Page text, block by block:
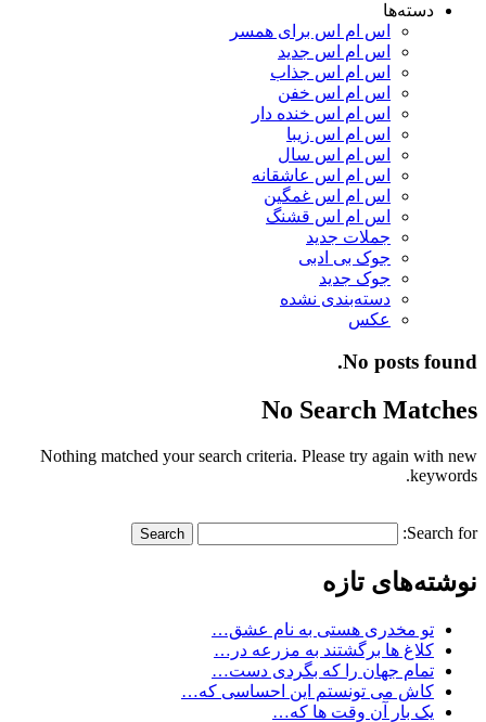
دسته‌ها
اس ام اس برای همسر
اس ام اس جدید
اس ام اس جذاب
اس ام اس خفن
اس ام اس خنده دار
اس ام اس زیبا
اس ام اس سال
اس ام اس عاشقانه
اس ام اس غمگین
اس ام اس قشنگ
جملات جدید
جوک بی ادبی
جوک جدید
دسته‌بندی نشده
عکس
No posts found.
No Search Matches
Nothing matched your search criteria. Please try again with new
keywords.
Search for:
نوشته‌های تازه
تو مخدری هستی به نام عشق…
کلاغ ها برگشتند به مزرعه در…
تمام جهان را که بگردی دست…
کاش می تونستم این احساسی که…
یک بار آن وقت ها که…